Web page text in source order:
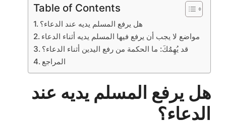
Table of Contents
هل يرفع المسلم يديه عند الدعاء؟
مواضع لا يجب أن يرفع فيها المسلم يديه أثناء الدعاء
قد يُهِمَُكَ: ما الحكمة من رفع اليدين أثناء الدعاء؟
المراجع
هل يرفع المسلم يديه عند
الدعاء؟